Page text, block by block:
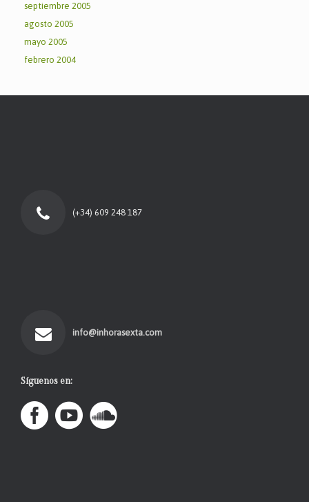
septiembre 2005
agosto 2005
mayo 2005
febrero 2004
(+34) 609 248 187
info@inhorasexta.com
Síguenos en: